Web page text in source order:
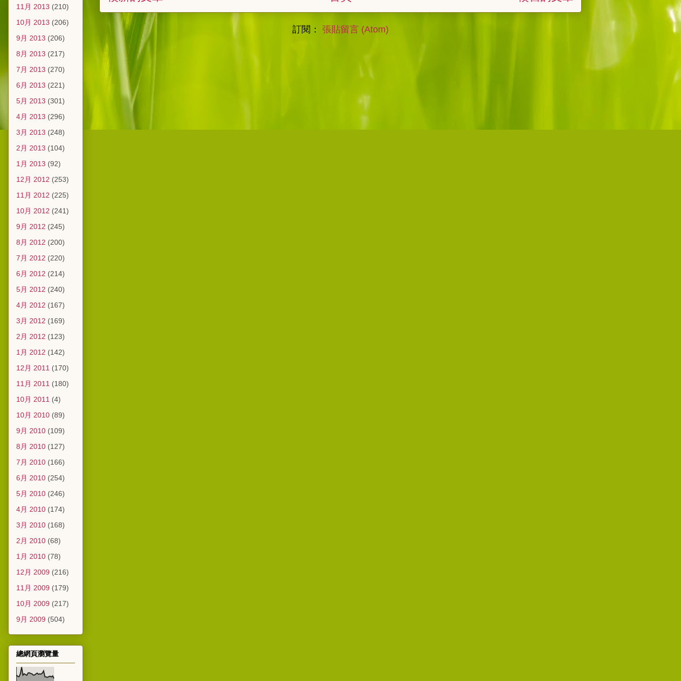
訂閱： 張貼留言 (Atom)
11月 2013 (210)
10月 2013 (206)
9月 2013 (206)
8月 2013 (217)
7月 2013 (270)
6月 2013 (221)
5月 2013 (301)
4月 2013 (296)
3月 2013 (248)
2月 2013 (104)
1月 2013 (92)
12月 2012 (253)
11月 2012 (225)
10月 2012 (241)
9月 2012 (245)
8月 2012 (200)
7月 2012 (220)
6月 2012 (214)
5月 2012 (240)
4月 2012 (167)
3月 2012 (169)
2月 2012 (123)
1月 2012 (142)
12月 2011 (170)
11月 2011 (180)
10月 2011 (4)
10月 2010 (89)
9月 2010 (109)
8月 2010 (127)
7月 2010 (166)
6月 2010 (254)
5月 2010 (246)
4月 2010 (174)
3月 2010 (168)
2月 2010 (68)
1月 2010 (78)
12月 2009 (216)
11月 2009 (179)
10月 2009 (217)
9月 2009 (504)
總網頁瀏覽量